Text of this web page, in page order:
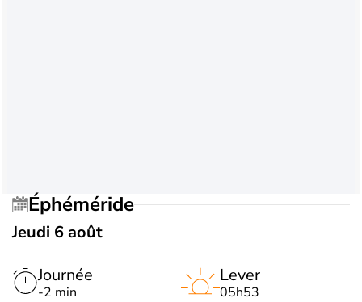
Éphéméride
Jeudi 6 août
Journée
-2 min
Lever
05h53